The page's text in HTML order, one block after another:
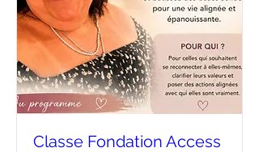
Classe Fondation Access